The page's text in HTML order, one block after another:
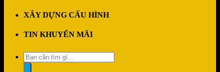
XÂY DỰNG CẤU HÌNH
TIN KHUYẾN MÃI
Tìm
kiếm: